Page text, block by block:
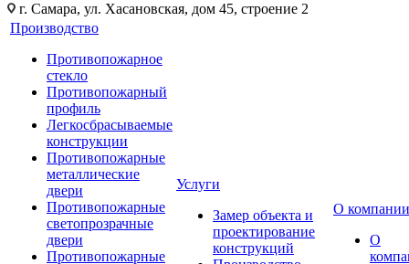
г. Самара, ул. Хасановская, дом 45, строение 2
Производство
Противопожарное
стекло
Противопожарный
профиль
Легкосбрасываемые
конструкции
Противопожарные
металлические
двери
Противопожарные
светопрозрачные
двери
Противопожарные
Услуги
Замер объекта и
проектирование
конструкций
О компании
О